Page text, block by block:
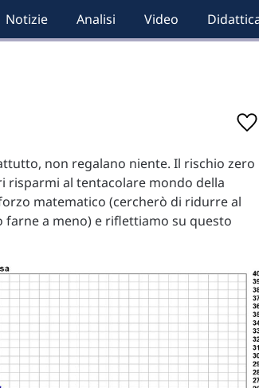
Notizie Analisi Video
non regalano niente. Il rischio zero
risparmi al tentacolare mondo della
matematico (cercherò di ridurre al
farne a meno) e riflettiamo su questo